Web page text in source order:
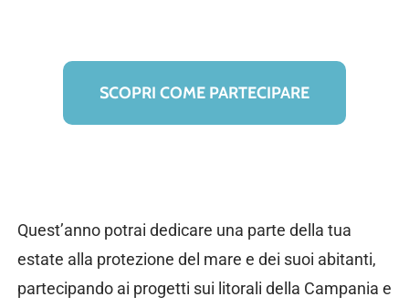
SCOPRI COME PARTECIPARE
Quest’anno potrai dedicare una parte della tua
estate alla protezione del mare e dei suoi abitanti,
partecipando ai progetti sui litorali della Campania e